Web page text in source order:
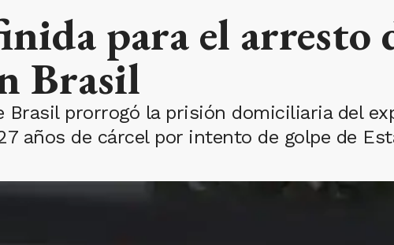
para el
Brasil
Brasil prorrogó la prisión domiciliaria del
años de cárcel por intento de golpe de